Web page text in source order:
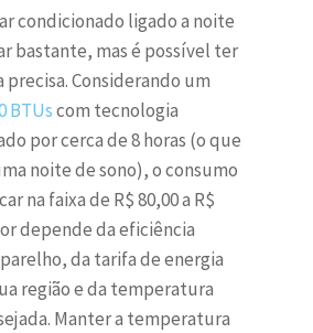
condicionado ligado a noite
bastante, mas é possível ter
Considerando um
BTUscom tecnologia
por cerca de 8 horas (o que
noite de sono), o consumo
na faixa de R$ 80,00 a R$
depende da eficiência
da tarifa de energia
região e da temperatura
Manter a temperatura